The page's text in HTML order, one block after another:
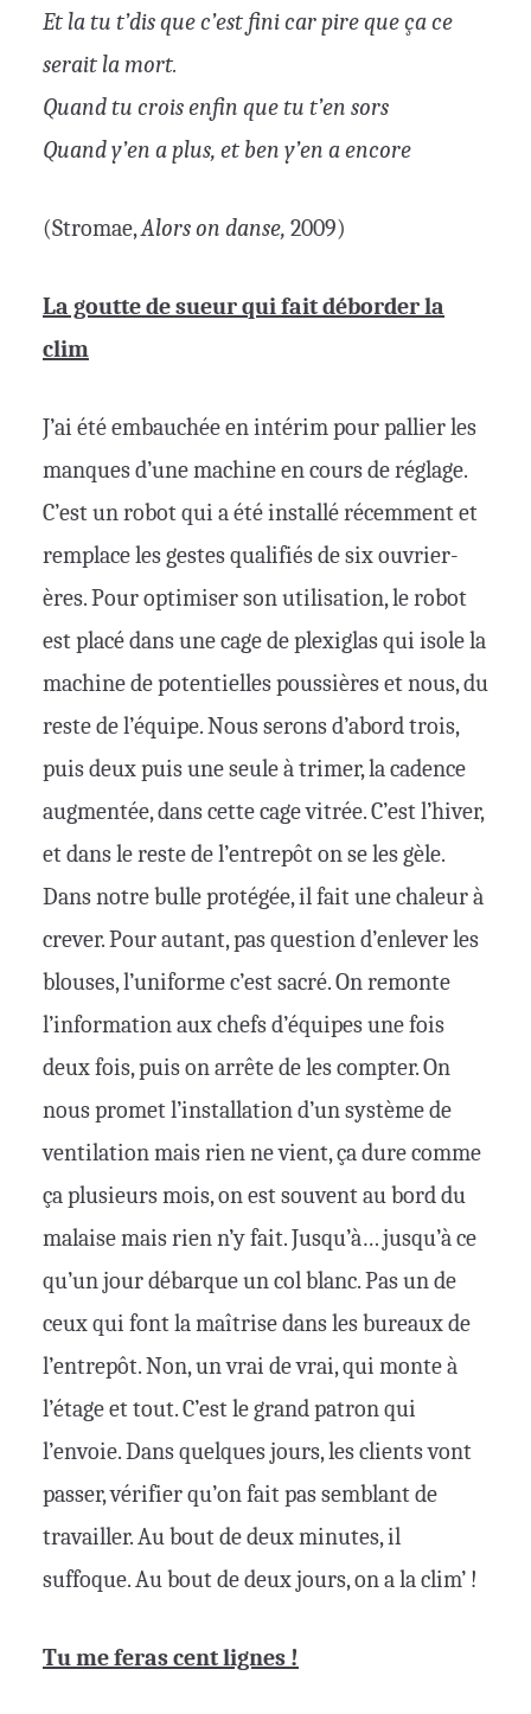
Et la tu t’dis que c’est fini car pire que ça ce
serait la mort.
Quand tu crois enfin que tu t’en sors
Quand y’en a plus, et ben y’en a encore
(Stromae,Alors on danse, 2009)
La goutte de sueur qui fait déborder la
clim
J’ai été embauchée en intérim pour pallier les
manques d’une machine en cours de réglage.
C’est un robot qui a été installé récemment et
remplace les gestes qualifiés de six ouvrier-
ères. Pour optimiser son utilisation, le robot
est placé dans une cage de plexiglas qui isole la
machine de potentielles poussières et nous, du
reste de l’équipe. Nous serons d’abord trois,
puis deux puis une seule à trimer, la cadence
augmentée, dans cette cage vitrée. C’est l’hiver,
et dans le reste de l’entrepôt on se les gèle.
Dans notre bulle protégée, il fait une chaleur à
crever. Pour autant, pas question d’enlever les
blouses, l’uniforme c’est sacré. On remonte
l’information aux chefs d’équipes une fois
deux fois, puis on arrête de les compter. On
nous promet l’installation d’un système de
ventilation mais rien ne vient, ça dure comme
ça plusieurs mois, on est souvent au bord du
malaise mais rien n’y fait. Jusqu’à… jusqu’à ce
qu’un jour débarque un col blanc. Pas un de
ceux qui font la maîtrise dans les bureaux de
l’entrepôt. Non, un vrai de vrai, qui monte à
l’étage et tout. C’est le grand patron qui
l’envoie. Dans quelques jours, les clients vont
passer, vérifier qu’on fait pas semblant de
travailler. Au bout de deux minutes, il
suffoque. Au bout de deux jours, on a la clim’ !
Tu me feras cent lignes !